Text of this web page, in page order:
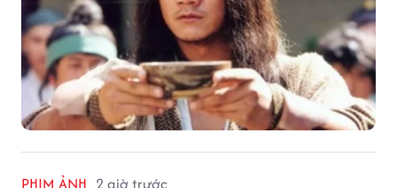
PHIM ẢNH 2 giờ trước